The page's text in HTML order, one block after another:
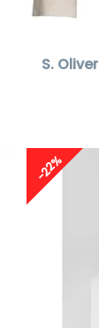
S. Oliver
-22%